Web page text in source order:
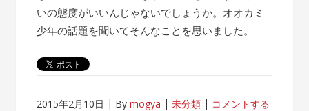
いの態度がいいんじゃないでしょうか。オオカミ
少年の話題を聞いてそんなことを思いました。
2015年2月10日 Bymogya 未分類 コメントする